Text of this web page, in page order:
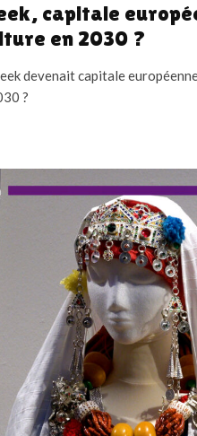
capitale
en 2030 ?
devenait capitale
?